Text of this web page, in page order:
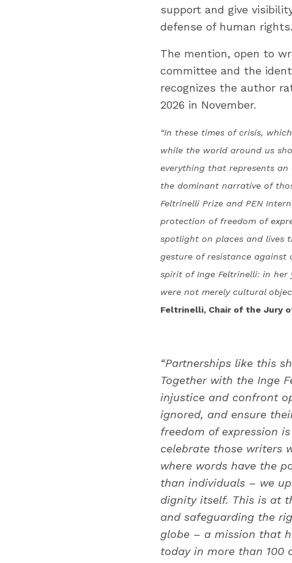
support and give
defense of human rights.
The mention, open to
committee and the
recognizes the author
2026 in November.
“In these times of crisis,
while the world around us
everything that represents
the dominant narrative of
Feltrinelli Prize and PEN
protection of freedom of
spotlight on places and lives
gesture of resistance against
spirit of Inge Feltrinelli: in
were not merely cultural
Feltrinelli, Chair of the Jury
“Partnerships like this
Together with the Inge
injustice and confront
ignored, and ensure
freedom of expression
celebrate those writers
where words have the
than individuals – we
dignity itself. This is at
and safeguarding the
globe – a mission that
today in more than 100